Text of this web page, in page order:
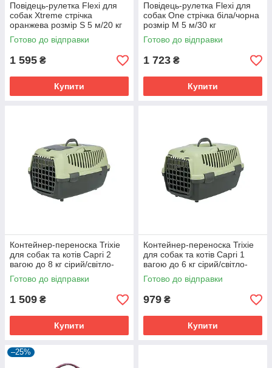
Повідець-рулетка Flexi для
собак Xtreme стрічка
оранжева розмір S 5 м/20 кг
Готово до відправки
1 595 ₴
Купити
Повідець-рулетка Flexi для
собак One стрічка біла/чорна
розмір M 5 м/30 кг
Готово до відправки
1 723 ₴
Купити
Контейнер-переноска Trixie
для собак та котів Capri 2
вагою до 8 кг сірий/світло-
зелений пластик розмір XS-S
37x34x55см
Готово до відправки
1 509 ₴
Купити
Контейнер-переноска Trixie
для собак та котів Capri 1
вагою до 6 кг сірий/світло-
зелений пластик розмір XS
32x31x48 см
Готово до відправки
979 ₴
Купити
–25%